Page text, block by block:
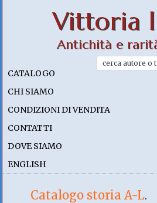
Vittoria
Antichità e
CATALOGO
CHI SIAMO
CONDIZIONI DI VENDITA
CONTATTI
DOVE SIAMO
ENGLISH
Catalogo storia A-L.